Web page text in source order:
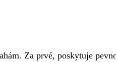
Za prvé, poskytuje